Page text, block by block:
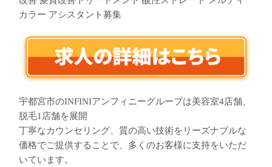
カラー アシスタント募集
宇都宮市のINFINIアンフィニーグループは美容室4店舗、
脱毛1店舗を展開
丁寧なカウンセリング、質の高い技術をリーズナブルな
価格でご提供することで、多くのお客様に支持をいただ
いています。